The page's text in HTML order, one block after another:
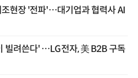
조현장 '전파'…대기업과 협력사 AI
빌려쓴다' …LG전자, 美 B2B 구독